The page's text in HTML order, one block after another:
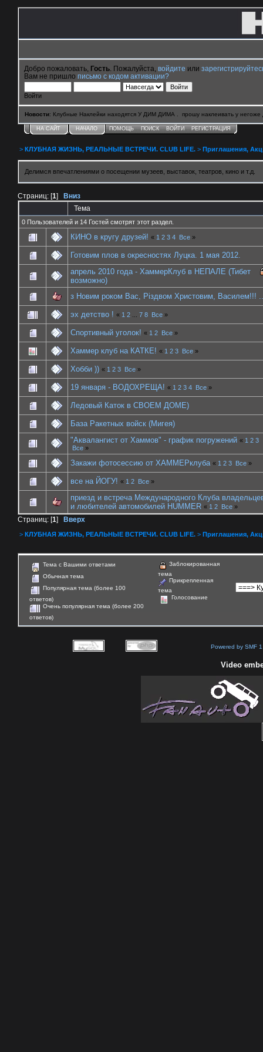
Добро пожаловать, Гость . Пожалуйста, войдите или
Вам не пришло письмо с кодом активации?
Войти
Новости: Клубные Наклейки находятся У ДИМ ДИМА . прошу наклеивать у негоже
НА САЙТ НАЧАЛО ПОМОЩЬ ПОИСК ВОЙТИ РЕГИСТРАЦИЯ
> КЛУБНАЯ ЖИЗНЬ, РЕАЛЬНЫЕ ВСТРЕЧИ. CLUB LIFE. > Приглашения,
Делимся впечатлениями о посещении музеев, выставок, театров, кино и т.д.
Страниц: [1]
Вниз
Тема
0 Пользователей и 14 Гостей смотрят этот раздел.
КИНО в кругу друзей! « 1 2 3 4 Все »
Готовим плов в окресностях Луцка. 1 мая 2012.
апрель 2010 года - ХаммерКлуб в НЕПАЛЕ (Тибет
возможно)
з Новим роком Вас, Різдвом Христовим, Василем!!!
эх детство ! « 1 2 ... 7 8 Все »
Спортивный уголок! « 1 2 Все »
Хаммер клуб на КАТКЕ! « 1 2 3 Все »
Хобби )) « 1 2 3 Все »
19 января - ВОДОХРЕЩА! « 1 2 3 4 Все »
Ледовый Каток в СВОЕМ ДОМЕ)
База Ракетных войск (Мигея)
"Аквалангист от Хаммов" - график погружений « 1 2 3
Все »
Закажи фотосессию от ХАММЕРклуба « 1 2 3 Все »
все на ЙОГУ! « 1 2 Все »
приезд и встреча Международного Клуба
и любителей автомобилей HUMMER « 1 2 Все »
Страниц: [1] Вверх
> КЛУБНАЯ ЖИЗНЬ, РЕАЛЬНЫЕ ВСТРЕЧИ. CLUB LIFE. > Приглашения,
Тема с Вашими ответами
Обычная тема
Популярная тема (более 100
ответов)
Очень популярная тема (более 200
ответов)
Заблокированная
тема
Прикрепленная
тема
Голосование
Powered by SMF
Video